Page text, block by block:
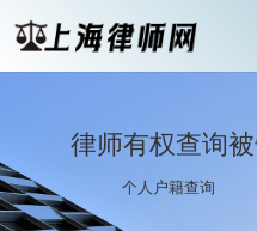
律师有权查询
个人户籍查询